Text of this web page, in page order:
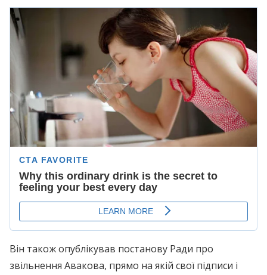
Він також опублікував постанову Ради про
звільнення Авакова, прямо на якій свої підписи і